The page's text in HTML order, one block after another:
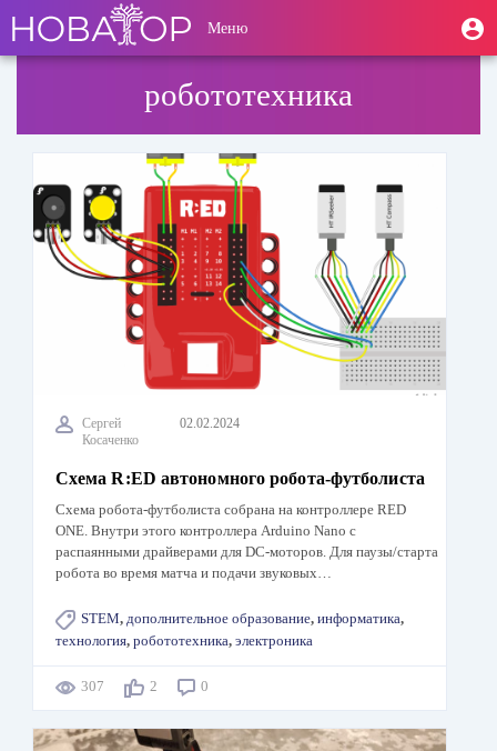
основному
User
account
Меню
робототехника
Сергей
Косаченко
02.02.2024
Схема R:ED автономного робота-футболиста
Схема робота-футболиста собрана на контроллере RED
ONE. Внутри этого контроллера Arduino Nano с
распаянными драйверами для DC-моторов. Для паузы/старта
робота во время матча и подачи звуковых…
STEM, дополнительное образование, информатика,
технология, робототехника, электроника
307 2 0